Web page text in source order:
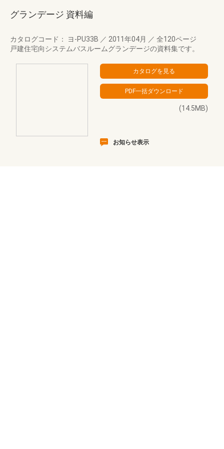
グランデージ 資料編
カタログコード： ヨ-PU33B ／ 2011年04月 ／ 全120ページ
戸建住宅向システムバスルームグランデージの資料集です。
(14.5MB)
お知らせ表示